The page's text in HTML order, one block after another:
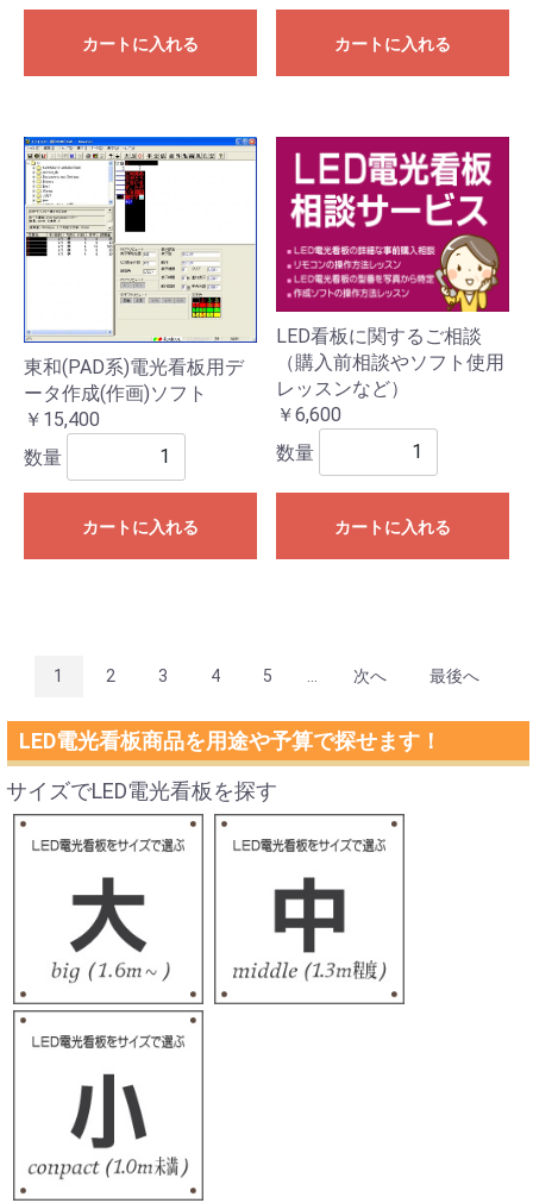
カートに入れる カートに入れる
東和(PAD系)電光看板用デ
ータ作成(作画)ソフト
￥15,400
数量
カートに入れる
LED看板に関するご相談
（購入前相談やソフト使用
レッスンなど）
￥6,600
数量
カートに入れる
1 2 3 4 5 次へ 最後へ
LED電光看板商品を用途や予算で探せます！
サイズでLED電光看板を探す